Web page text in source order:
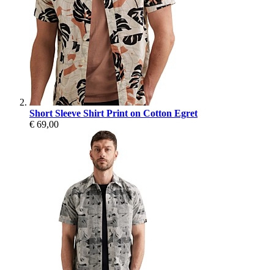
Short Sleeve Shirt Print on Cotton Egret
€ 69,00